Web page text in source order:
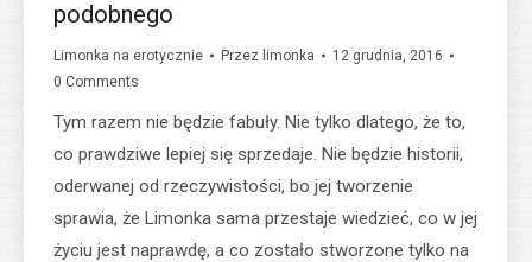
podobnego
Limonka na erotycznie Przez limonka
12 grudnia, 2016
0 Comments
Tym razem nie będzie fabuły. Nie tylko dlatego, że to,
co prawdziwe lepiej się sprzedaje. Nie będzie historii,
oderwanej od rzeczywistości, bo jej tworzenie
sprawia, że Limonka sama przestaje wiedzieć, co w jej
życiu jest naprawdę, a co zostało stworzone tylko na